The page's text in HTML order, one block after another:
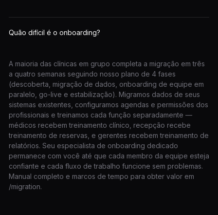
Quão difícil é o onboarding?
A maioria das clínicas em grupo completa a migração em três
a quatro semanas seguindo nosso plano de 4 fases
(descoberta, migração de dados, onboarding de equipe em
paralelo, go-live e estabilização). Migramos dados de seus
sistemas existentes, configuramos agendas e permissões dos
profissionais e treinamos cada função separadamente —
médicos recebem treinamento clínico, recepção recebe
treinamento de reservas, e gerentes recebem treinamento de
relatórios. Seu especialista de onboarding dedicado
permanece com você até que cada membro da equipe esteja
confiante e cada fluxo de trabalho funcione sem problemas.
Manual completo e marcos de tempo para obter valor em
/migration.